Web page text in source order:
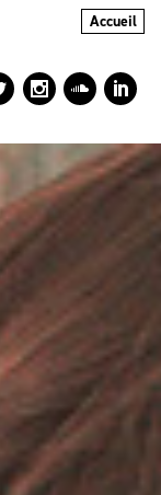
Accueil